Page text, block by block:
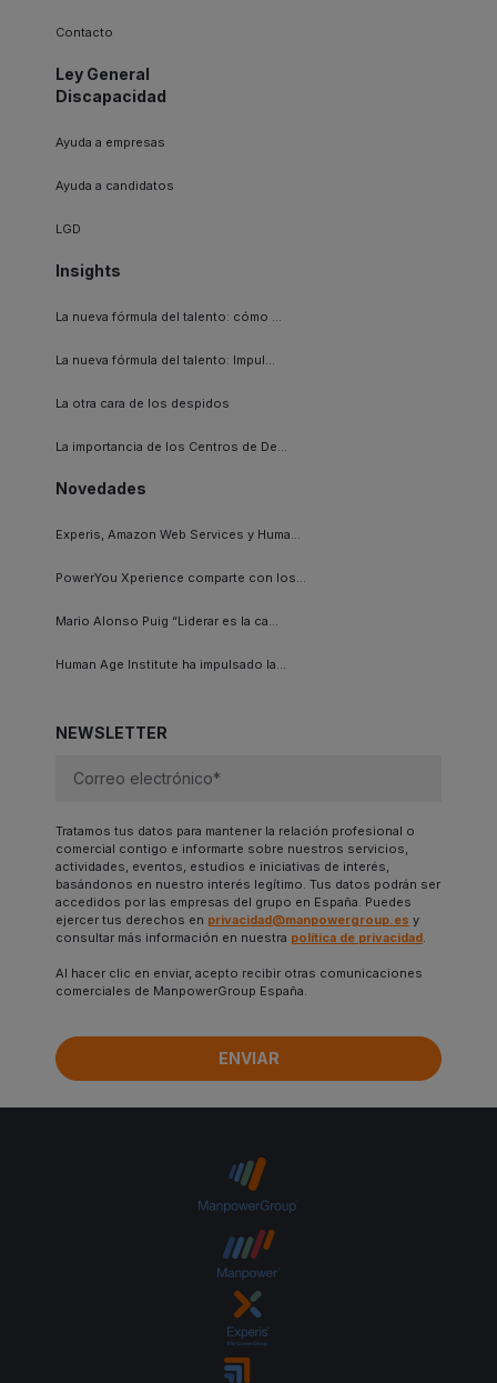
Contacto
Ley General
Discapacidad
Ayuda a empresas
Ayuda a candidatos
LGD
Insights
La nueva fórmula del talento: cómo ...
La nueva fórmula del talento: Impul...
La otra cara de los despidos
La importancia de los Centros de De...
Novedades
Experis, Amazon Web Services y Huma...
PowerYou Xperience comparte con los...
Mario Alonso Puig “Liderar es la ca...
Human Age Institute ha impulsado la...
NEWSLETTER
Tratamos tus datos para mantener la relación profesional o
comercial contigo e informarte sobre nuestros servicios,
actividades, eventos, estudios e iniciativas de interés,
basándonos en nuestro interés legítimo. Tus datos podrán ser
accedidos por las empresas del grupo en España. Puedes
ejercer tus derechos en privacidad@manpowergroup.es y
consultar más información en nuestra política de privacidad
Al hacer clic en enviar, acepto recibir otras comunicaciones
comerciales de ManpowerGroup España.